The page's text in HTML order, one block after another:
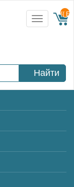
Toggle
navigation
{{
Найти